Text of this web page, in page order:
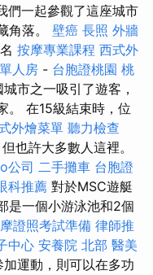
們一起參觀了這座城市
角落。 壁癌 長照 外牆
按摩專業課程 西式外
人房 - 台胞證桃園 桃
市之一吸引了遊客，
。 在15級結束時，位
外燴菜單 聽力檢查
也許大多數人這裡。
公司 二手攤車 台胞證
科推薦 對於MSC遊艇
是一個小游泳池和2個
證照考試準備 律師推
中心 安養院 北部 醫美
運動，則可以在多功